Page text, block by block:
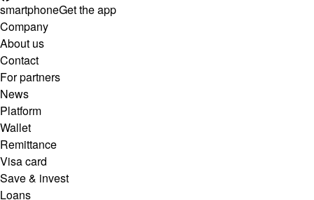
smartphoneGet the app
Company
About us
Contact
For partners
News
Platform
Wallet
Remittance
Visa card
Save & invest
Loans